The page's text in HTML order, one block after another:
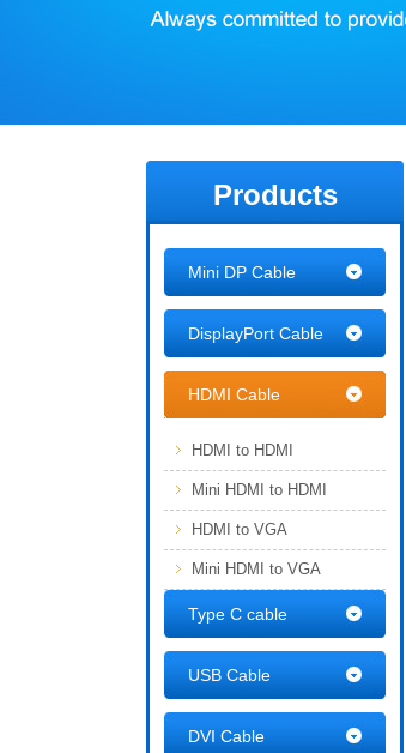
Products
Mini DP Cable
DisplayPort Cable
HDMI Cable
HDMI to HDMI
Mini HDMI to HDMI
HDMI to VGA
Mini HDMI to VGA
Type C cable
USB Cable
DVI Cable